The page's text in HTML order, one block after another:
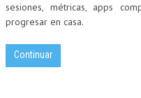
sesiones, métricas, apps
progresar en casa.
Continuar